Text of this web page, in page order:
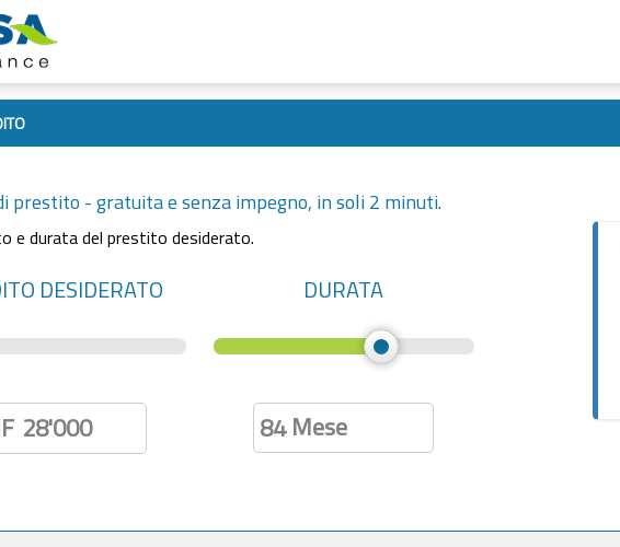
prestito - gratuita e senza impegno, in soli 2 minuti.
e durata del prestito desiderato.
DESIDERATO DURATA
84Mese